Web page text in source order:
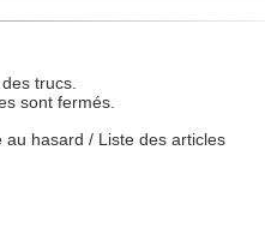
trucs.
sont fermés.
au hasard / Liste des articles